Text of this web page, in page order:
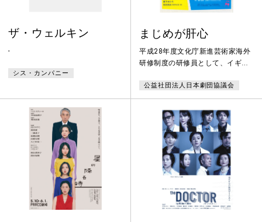
ザ・ウェルキン
-
シス・カンパニー
まじめが肝心
平成28年度文化庁新進芸術家海外
研修制度の研修員として、イギリ
た大澤遊の演出公演。田舎に住む
ジャックは架空の弟「アーネス
ト」を訪ねる名目で、たびたびロ
ンドンへ遊びにでかけていた。ロ
ンドンでは「アーネスト」と名乗
り、友人アルジャノンのいとこで
あるグウェンドレンに恋い焦がれ
るジャック。あることからアルジ
ャノンはジャックの嘘を見抜き問
いつめると、田舎ではジャッ
公益社団法人日本劇団協議会